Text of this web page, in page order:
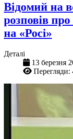
Відомий на
розповів
на «Росі»
Деталі
13 березня
Перегляди: